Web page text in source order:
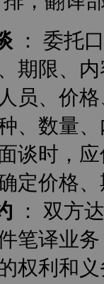
： 委托
期限、
员、价
、数量
谈时，
定价格
： 双方
笔译业
权利和